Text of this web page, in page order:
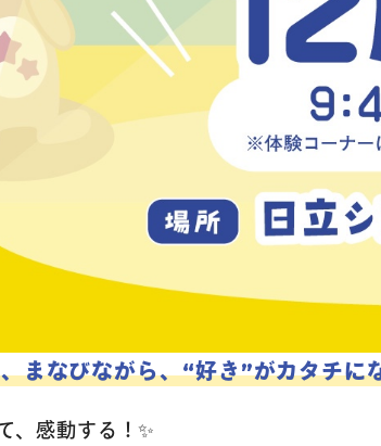
まなびながら、“好き”がカタチに
、感動する！✨